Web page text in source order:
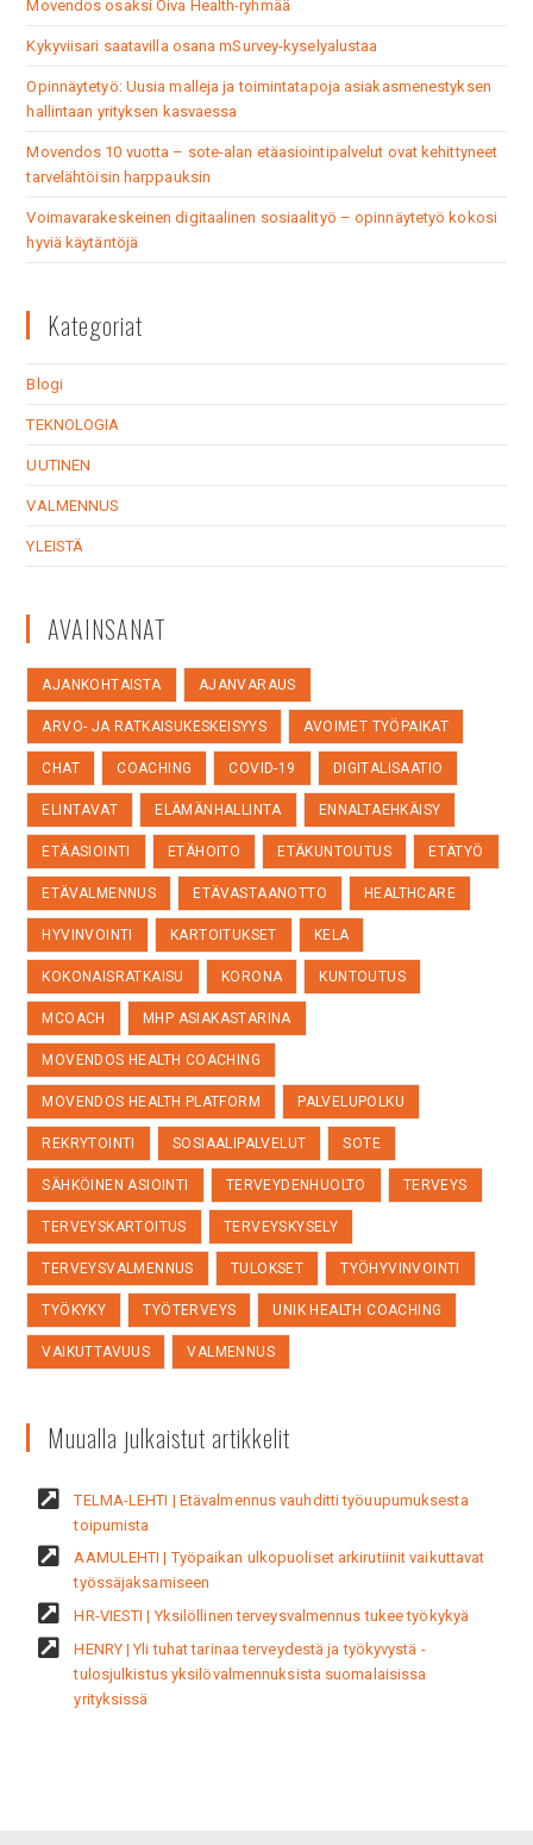
Movendos osaksi Oiva Health-ryhmää
Kykyviisari saatavilla osana mSurvey-kyselyalustaa
Opinnäytetyö: Uusia malleja ja toimintatapoja asiakasmenestyksen
hallintaan yrityksen kasvaessa
Movendos 10 vuotta – sote-alan etäasiointipalvelut ovat kehittyneet
tarvelähtöisin harppauksin
Voimavarakeskeinen digitaalinen sosiaalityö – opinnäytetyö kokosi
hyviä käytäntöjä
Kategoriat
Blogi
TEKNOLOGIA
UUTINEN
VALMENNUS
YLEISTÄ
AVAINSANAT
AJANKOHTAISTA AJANVARAUS
ARVO- JA RATKAISUKESKEISYYS AVOIMET TYÖPAIKAT
CHAT COACHING COVID-19 DIGITALISAATIO
ELINTAVAT ELÄMÄNHALLINTA ENNALTAEHKÄISY
ETÄASIOINTI ETÄHOITO ETÄKUNTOUTUS ETÄTYÖ
ETÄVALMENNUS ETÄVASTAANOTTO HEALTHCARE
HYVINVOINTI KARTOITUKSET KELA
KOKONAISRATKAISU KORONA KUNTOUTUS
MCOACH MHP ASIAKASTARINA
MOVENDOS HEALTH COACHING
MOVENDOS HEALTH PLATFORM PALVELUPOLKU
REKRYTOINTI SOSIAALIPALVELUT SOTE
SÄHKÖINEN ASIOINTI TERVEYDENHUOLTO TERVEYS
TERVEYSKARTOITUS TERVEYSKYSELY
TERVEYSVALMENNUS TULOKSET TYÖHYVINVOINTI
TYÖKYKY TYÖTERVEYS UNIK HEALTH COACHING
VAIKUTTAVUUS VALMENNUS
Muualla julkaistut artikkelit
TELMA-LEHTI | Etävalmennus vauhditti työuupumuksesta
toipumista
AAMULEHTI | Työpaikan ulkopuoliset arkirutiinit vaikuttavat
työssäjaksamiseen
HR-VIESTI | Yksilöllinen terveysvalmennus tukee työkykyä
HENRY | Yli tuhat tarinaa terveydestä ja työkyvystä -
tulosjulkistus yksilövalmennuksista suomalaisissa
yrityksissä